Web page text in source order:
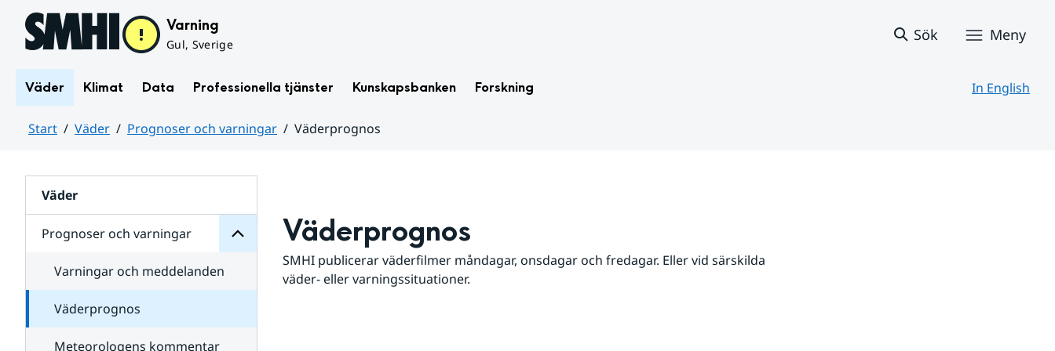
Hoppa till sidans innehåll Varning
Gul, Sverige
Sök Meny
Väder Klimat Data Professionella tjänster Kunskapsbanken Forskning In English
Start Väder Prognoser och varningar
Väderprognos
Väder
Prognoser och varningar
för
varningar
Varningar och meddelanden
Väderprognos
Meteorologens kommentar
Väderprognos
SMHI publicerar väderfilmer måndagar, onsdagar och fredagar. Eller vid särskilda
väder- eller varningssituationer.